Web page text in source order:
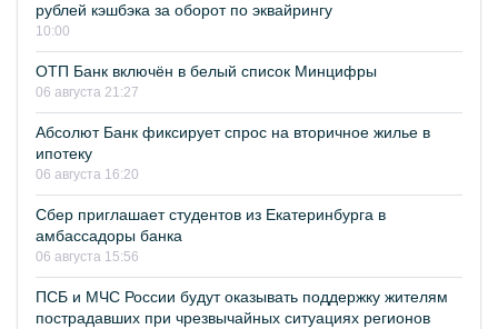
рублей кэшбэка за оборот по эквайрингу
10:00
ОТП Банк включён в белый список Минцифры
06 августа 21:27
Абсолют Банк фиксирует спрос на вторичное жилье в
ипотеку
06 августа 16:20
Сбер приглашает студентов из Екатеринбурга в
амбассадоры банка
06 августа 15:56
ПСБ и МЧС России будут оказывать поддержку жителям
пострадавших при чрезвычайных ситуациях регионов